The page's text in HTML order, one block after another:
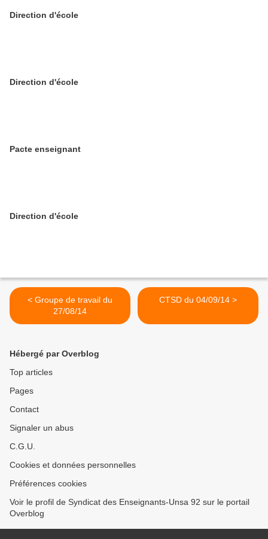
Direction d'école
Direction d'école
Pacte enseignant
Direction d'école
< Groupe de travail du
27/08/14
CTSD du 04/09/14 >
Hébergé par Overblog
Top articles
Pages
Contact
Signaler un abus
C.G.U.
Cookies et données personnelles
Préférences cookies
Voir le profil de Syndicat des Enseignants-Unsa 92 sur le portail
Overblog